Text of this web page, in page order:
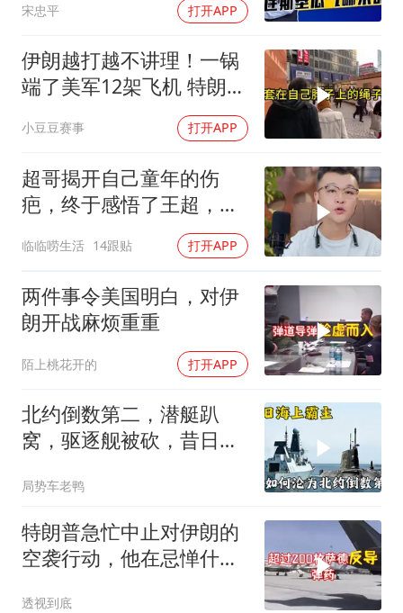
“今天得有40℃了吧 为啥还不预警”
夯实基础开新局
宋忠平 打开APP
伊朗越打越不讲理！一锅
端了美军12架飞机 特朗普
小豆豆赛事 打开APP
超哥揭开自己童年的伤
疤，终于感悟了王超，他
决定接妈妈回来养老
临临唠生活 14跟贴 打开APP
两件事令美国明白，对伊
朗开战麻烦重重
陌上桃花开的 打开APP
北约倒数第二，潜艇趴
窝，驱逐舰被砍，昔日的
局势车老鸭
特朗普急忙中止对伊朗的
空袭行动，他在忌惮什
透视到底